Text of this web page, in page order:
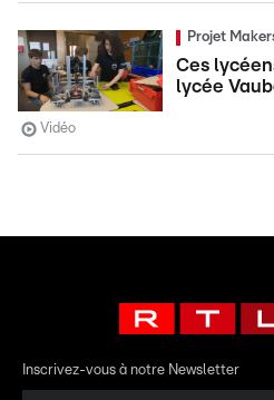
Projet
Ces
lycée
Vidéo
Inscrivez-vous à notre Newsletter